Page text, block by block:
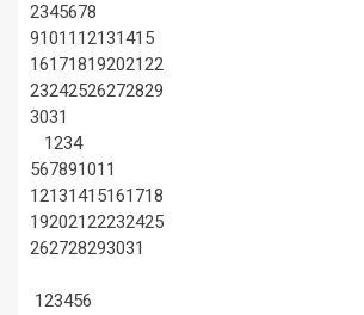
2345678
91011 12131415
16171819202122
23242526272829
3031
1234
567891011
12131415161718
19202122232425
262728293031
123456